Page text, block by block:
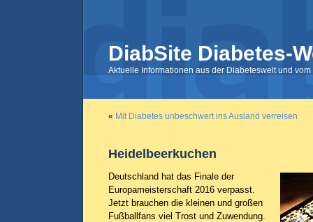
DiabSite Diabetes-
Aktuelle Informationen aus der Diabeteswelt und
« Mit Diabetes unbeschwert ins Ausland verreisen
Heidelbeerkuchen
Deutschland hat das Finale der
Europameisterschaft 2016 verpasst.
Jetzt brauchen die kleinen und großen
Fußballfans viel Trost und Zuwendung.